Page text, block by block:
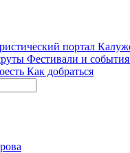
Фестивали и события
Как добраться